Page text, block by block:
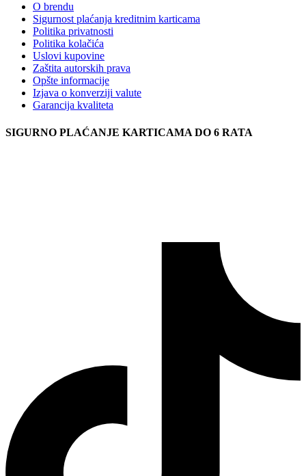
O brendu
Sigurnost plaćanja kreditnim karticama
Politika privatnosti
Politika kolačića
Uslovi kupovine
Zaštita autorskih prava
Opšte informacije
Izjava o konverziji valute
Garancija kvaliteta
SIGURNO PLAĆANJE KARTICAMA DO 6 RATA